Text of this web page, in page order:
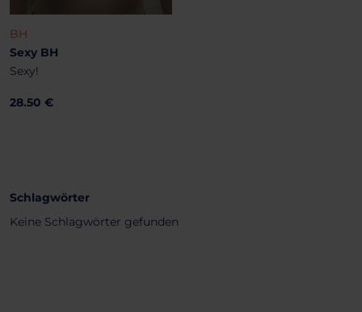
BH
Sexy BH
Sexy!
28.50 €
Schlagwörter
Keine Schlagwörter gefunden